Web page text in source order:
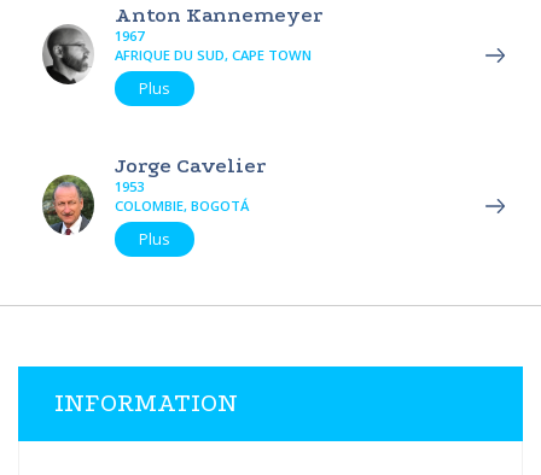
Anton Kannemeyer
1967
AFRIQUE DU SUD, CAPE TOWN
Plus
Jorge Cavelier
1953
COLOMBIE, BOGOTÁ
Plus
INFORMATION